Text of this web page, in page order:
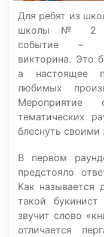
Для ребят из
школы № 2
событие –
викторина. Это
а настоящее
любимых
Мероприятие
тематических
блеснуть своими
В первом
предстояло
Как называется
такой
звучит слово
отличается